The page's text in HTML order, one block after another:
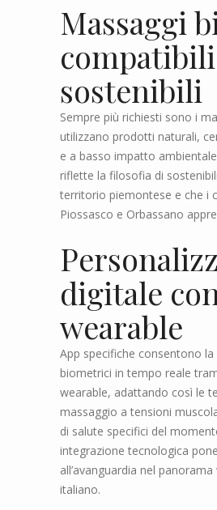
Massaggi
sostenibili
Sempre più richiesti sono i
utilizzano prodotti naturali,
e a basso impatto
riflette la filosofia di
territorio piemontese e che i
Piossasco e Orbassano
digitale
wearable
App specifiche consentono
biometrici in tempo reale
wearable, adattando così le
massaggio a tensioni
di salute specifici del
integrazione tecnologica
all’avanguardia nel panorama
italiano.